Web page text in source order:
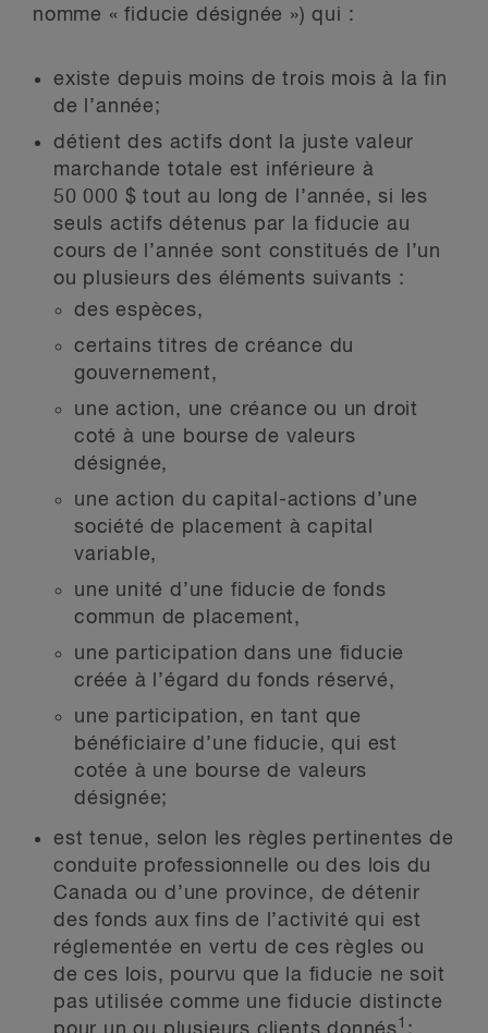
nomme « fiducie désignée ») qui :
existe depuis moins de trois mois à la fin
de l’année;
détient des actifs dont la juste valeur
marchande totale est inférieure à
50 000 $ tout au long de l’année, si les
seuls actifs détenus par la fiducie au
cours de l’année sont constitués de l’un
ou plusieurs des éléments suivants :
des espèces,
certains titres de créance du
gouvernement,
une action, une créance ou un droit
coté à une bourse de valeurs
désignée,
une action du capital-actions d’une
société de placement à capital
variable,
une unité d’une fiducie de fonds
commun de placement,
une participation dans une fiducie
créée à l’égard du fonds réservé,
une participation, en tant que
bénéficiaire d’une fiducie, qui est
cotée à une bourse de valeurs
désignée;
est tenue, selon les règles pertinentes de
conduite professionnelle ou des lois du
Canada ou d’une province, de détenir
des fonds aux fins de l’activité qui est
réglementée en vertu de ces règles ou
de ces lois, pourvu que la fiducie ne soit
pas utilisée comme une fiducie distincte
1